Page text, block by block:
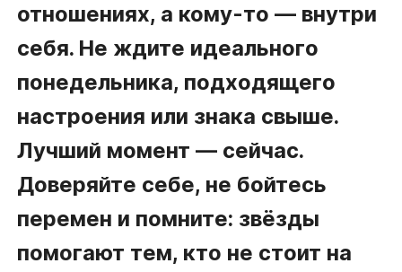
отношениях, а кому-то — внутри
себя. Не ждите идеального
понедельника, подходящего
настроения или знака свыше.
Лучший момент — сейчас.
Доверяйте себе, не бойтесь
перемен и помните: звёзды
помогают тем, кто не стоит на